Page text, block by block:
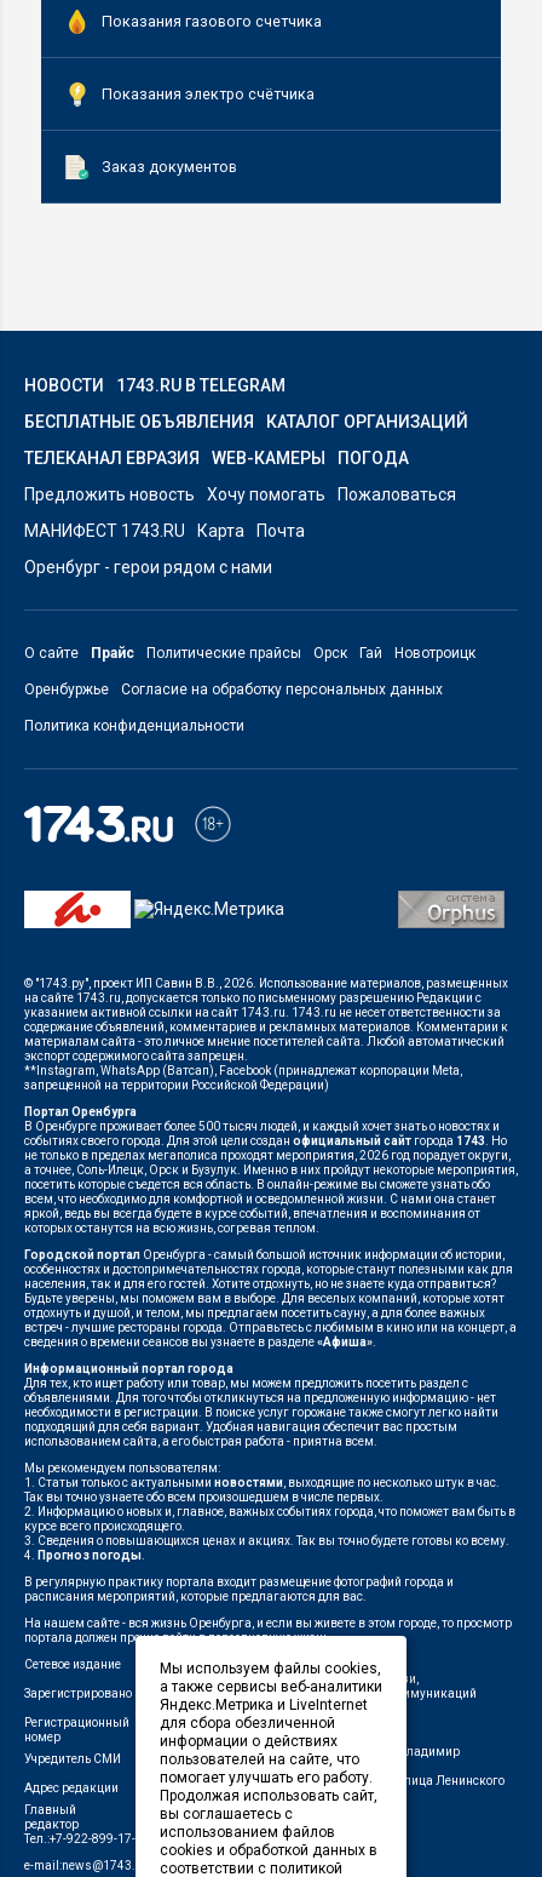
Показания газового счетчика
Показания электро счётчика
Заказ документов
НОВОСТИ
1743.RU В TELEGRAM
БЕСПЛАТНЫЕ ОБЪЯВЛЕНИЯ
КАТАЛОГ ОРГАНИЗАЦИЙ
ТЕЛЕКАНАЛ ЕВРАЗИЯ
WEB-КАМЕРЫ
ПОГОДА
Предложить новость
Хочу помогать
Пожаловаться
МАНИФЕСТ 1743.RU
Карта
Почта
Оренбург - герои рядом с нами
О сайте Прайс Политические прайсы Орск Гай Новотроицк
Оренбуржье Согласие на обработку персональных данных
Политика конфиденциальности
© "1743.ру", проект ИП Савин В.В., 2026. Использование материалов, размещенных
на сайте 1743.ru, допускается только по письменному разрешению Редакции с
указанием активной ссылки на сайт 1743.ru. 1743.ru не несет ответственности за
содержание объявлений, комментариев и рекламных материалов. Комментарии к
материалам сайта - это личное мнение посетителей сайта. Любой автоматический
экспорт содержимого сайта запрещен.
**Instagram, WhatsApp (Ватсап), Facebook (принадлежат корпорации Meta,
запрещенной на территории Российской Федерации)
Портал Оренбурга
В Оренбурге проживает более 500 тысяч людей, и каждый хочет знать о новостях и
событиях своего города. Для этой цели создан официальный сайт города 1743. Но
не только в пределах мегаполиса проходят мероприятия, 2026 год порадует округи,
а точнее, Соль-Илецк, Орск и Бузулук. Именно в них пройдут некоторые мероприятия,
посетить которые съедется вся область. В онлайн-режиме вы сможете узнать обо
всем, что необходимо для комфортной и осведомленной жизни. С нами она станет
яркой, ведь вы всегда будете в курсе событий, впечатления и воспоминания от
которых останутся на всю жизнь, согревая теплом.
Городской портал Оренбурга - самый большой источник информации об истории,
особенностях и достопримечательностях города, которые станут полезными как для
населения, так и для его гостей. Хотите отдохнуть, но не знаете куда отправиться?
Будьте уверены, мы поможем вам в выборе. Для веселых компаний, которые хотят
отдохнуть и душой, и телом, мы предлагаем посетить сауну, а для более важных
встреч - лучшие рестораны города. Отправьтесь с любимым в кино или на концерт, а
сведения о времени сеансов вы узнаете в разделе«Афиша».
Информационный портал города
Для тех, кто ищет работу или товар, мы можем предложить посетить раздел с
объявлениями. Для того чтобы откликнуться на предложенную информацию - нет
необходимости в регистрации. В поиске услуг горожане также смогут легко найти
подходящий для себя вариант. Удобная навигация обеспечит вас простым
использованием сайта, а его быстрая работа - приятна всем.
Мы рекомендуем пользователям:
1. Статьи только с актуальными новостями, выходящие по несколько штук в час.
Так вы точно узнаете обо всем произошедшем в числе первых.
2. Информацию о новых и, главное, важных событиях города, что поможет вам быть в
курсе всего происходящего.
3. Сведения о повышающихся ценах и акциях. Так вы точно будете готовы ко всему.
4. Прогноз погоды.
В регулярную практику портала входит размещение фотографий города и
расписания мероприятий, которые предлагаются для вас.
На нашем сайте - вся жизнь Оренбурга, и если вы живете в этом городе, то просмотр
портала должен прочно войти в повседневную жизнь.
Сетевое издание
"1743"
Зарегистрировано
Федеральной службой по надзору в сфере связи,
информационных технологий и массовых коммуникаций
(Роскомнадзор)
Регистрационный
номер
ЭЛ № ФС 77-75960 от 19.06.2019 г.
Учредитель СМИ
Индивидуальный предприниматель Савин Владимир
Валерьевич
Адрес редакции
462411, Оренбургская область, город Орск, улица Ленинского
Комсомола, д. 4-Б
Главный
редактор
Лещенко П.А.
Тел.:+7-922-899-17-43
e-mail:news@1743.ru
Мы используем файлы cookies,
а также сервисы веб-аналитики
Яндекс.Метрика и LiveInternet
для сбора обезличенной
информации о действиях
пользователей на сайте, что
помогает улучшать его работу.
Продолжая использовать сайт,
вы соглашаетесь с
использованием файлов
cookies и обработкой данных в
соответствии с политикой